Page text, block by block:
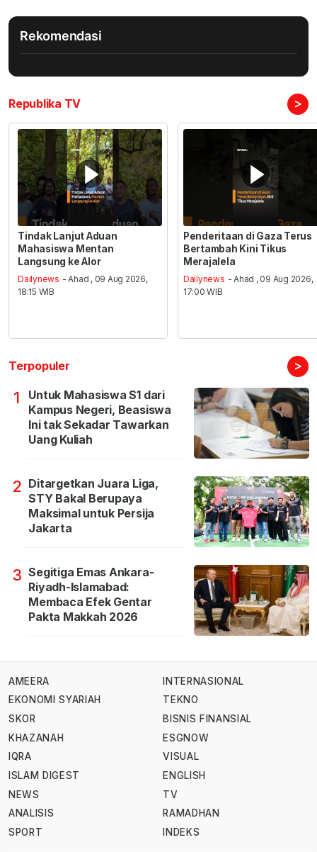
Rekomendasi
Republika TV >
Tindak Lanjut Aduan
Mahasiswa Mentan
Langsung ke Alor
Dailynews - Ahad , 09 Aug 2026,
18:15 WIB
Penderitaan di Gaza Terus
Bertambah Kini Tikus
Merajalela
Dailynews - Ahad , 09 Aug 2026,
17:00 WIB
Terpopuler >
1
Untuk Mahasiswa S1 dari
Kampus Negeri, Beasiswa
Ini tak Sekadar Tawarkan
Uang Kuliah
2 Ditargetkan Juara Liga,
STY Bakal Berupaya
Maksimal untuk Persija
Jakarta
3 Segitiga Emas Ankara-
Riyadh-Islamabad:
Membaca Efek Gentar
Pakta Makkah 2026
AMEERA
EKONOMI SYARIAH
SKOR
KHAZANAH
IQRA
ISLAM DIGEST
NEWS
ANALISIS
SPORT
INTERNASIONAL
TEKNO
BISNIS FINANSIAL
ESGNOW
VISUAL
ENGLISH
TV
RAMADHAN
INDEKS